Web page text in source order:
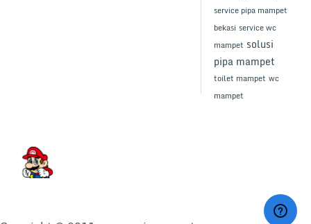
service pipa mampet
bekasi service wc
mampet solusi
pipa mampet
toilet mampet wc
mampet